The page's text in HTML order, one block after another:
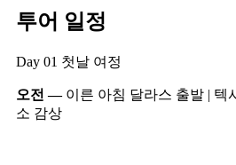
투어 일정
Day 01 첫날 여정
오전 —이른 아침 달라스 출발 | 텍
소 감상